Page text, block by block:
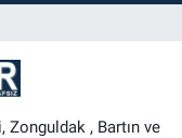
, Bartın ve